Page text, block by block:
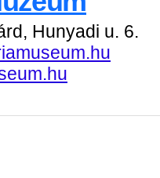
Hunyadi u. 6.